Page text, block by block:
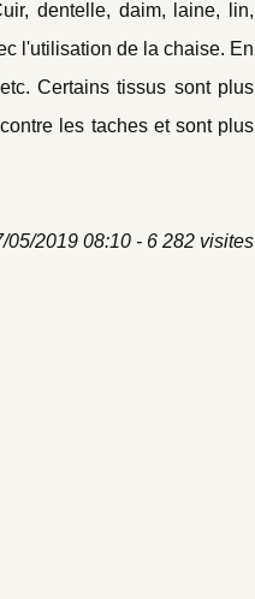
dentelle, daim, laine, lin,
l'utilisation de la chaise. En
Certains tissus sont plus
les taches et sont plus
05/2019 08:10 - 6 282 visites